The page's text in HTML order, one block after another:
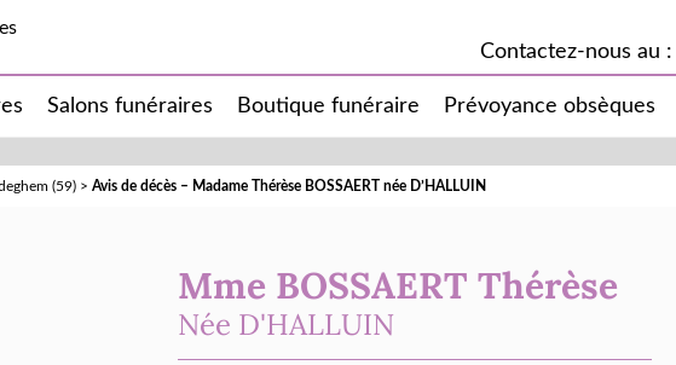
Contactez-nous au :
Salons funéraires Boutique funéraire Prévoyance obsèques
(59) > Avis de décès – Madame Thérèse BOSSAERT née D’HALLUIN
Mme BOSSAERT Thérèse
Née D'HALLUIN